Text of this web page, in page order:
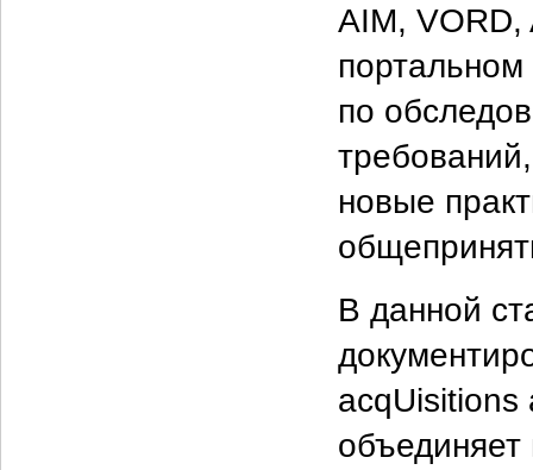
AIM,
по
новые
В данной
acqUisitions